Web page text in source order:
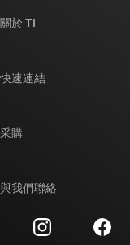
關於 TI
投資人關系
快速連結
交互參考搜索
客戶支援中心
采購
與我們聯絡